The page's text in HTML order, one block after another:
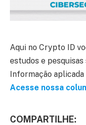
Aqui no Crypto ID
estudos e
Informação
Acesse nossa
COMPARTILHE: